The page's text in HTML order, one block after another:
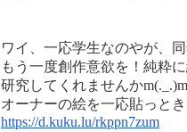
ワイ、一応学生なのやが、
もう一度創作意欲を！純粋
研究してくれませんかm(._.)m
オーナーの絵を一応貼っと
https://d.kuku.lu/rkppn7zum